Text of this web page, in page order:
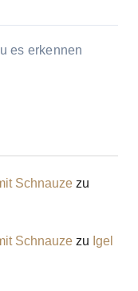
es erkennen
Schnauzezu
Schnauzezu Igel